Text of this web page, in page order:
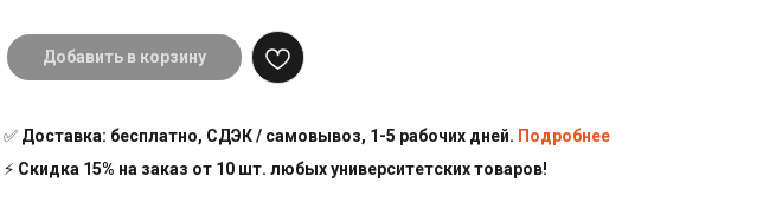
Добавить в корзину
✅ Доставка: бесплатно, СДЭК / самовывоз, 1-5 рабочих дней. Подробнее
⚡ Скидка 15% на заказ от 10 шт. любых университетских товаров!